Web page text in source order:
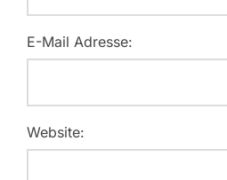
E-Mail Adresse:
Website: